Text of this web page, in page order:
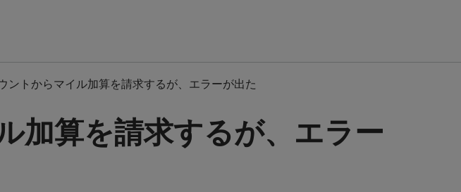
ントからマイル加算を請求するが、エラーが出た
加算を請求するが、エラー